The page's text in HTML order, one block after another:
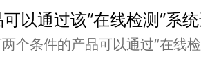
以通过该“在线检测”系
个条件的产品可以通过“在线